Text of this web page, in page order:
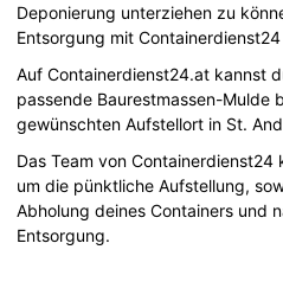
Deponierung unterziehen zu
Entsorgung mit
Auf Containerdienst24.at kannst
passende Baurestmassen-Mulde
gewünschten Aufstellort in St.
Das Team von Containerdienst24
um die pünktliche Aufstellung,
Abholung deines Containers und
Entsorgung.